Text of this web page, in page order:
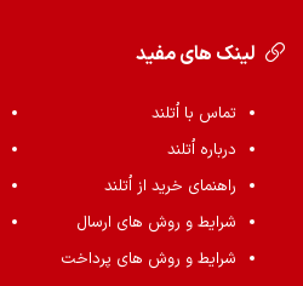
لینک های مفید
تماس با اُتلند
درباره اُتلند
راهنمای خرید از اُتلند
شرایط و روش های ارسال
شرایط و روش های پرداخت